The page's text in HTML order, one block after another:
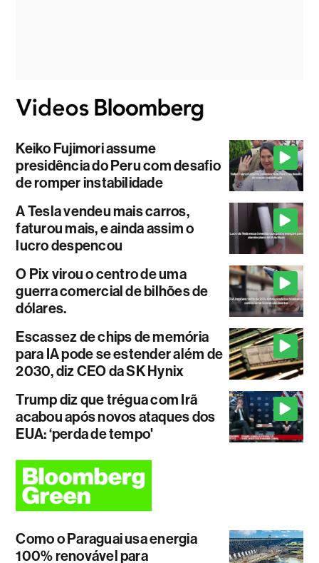
Keiko Fujimori assume
presidência do Peru com desafio
de romper instabilidade
A Tesla vendeu mais carros,
faturou mais, e ainda assim o
lucro despencou
O Pix virou o centro de uma
guerra comercial de bilhões de
dólares.
Escassez de chips de memória
para IA pode se estender além de
2030, diz CEO da SK Hynix
Trump diz que trégua com Irã
acabou após novos ataques dos
EUA: ‘perda de tempo'
Como o Paraguai usa energia
100% renovável para